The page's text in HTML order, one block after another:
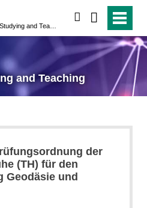
and Teaching
der
(TH) für den
Geodäsie und